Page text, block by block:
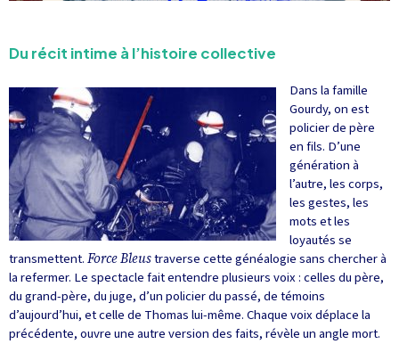
Du récit intime à l’histoire collective
Dans la famille
Gourdy, on est
policier de père
en fils. D’une
génération à
l’autre, les corps,
les gestes, les
mots et les
loyautés se
transmettent. Force Bleustraverse cette généalogie sans chercher à
la refermer. Le spectacle fait entendre plusieurs voix : celles du père,
du grand-père, du juge, d’un policier du passé, de témoins
d’aujourd’hui, et celle de Thomas lui-même. Chaque voix déplace la
précédente, ouvre une autre version des faits, révèle un angle mort.